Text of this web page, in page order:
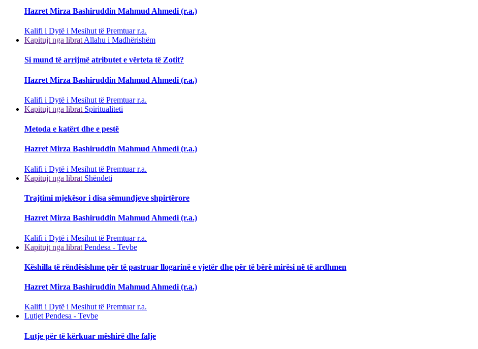
Hazret Mirza Bashiruddin Mahmud Ahmedi (r.a.)
Kalifi i Dytë i Mesihut të Premtuar r.a.
Kapitujt nga librat Allahu i Madhërishëm
Si mund të arrijmë atributet e vërteta të Zotit?
Hazret Mirza Bashiruddin Mahmud Ahmedi (r.a.)
Kalifi i Dytë i Mesihut të Premtuar r.a.
Kapitujt nga librat Spiritualiteti
Metoda e katërt dhe e pestë
Hazret Mirza Bashiruddin Mahmud Ahmedi (r.a.)
Kalifi i Dytë i Mesihut të Premtuar r.a.
Kapitujt nga librat Shëndeti
Trajtimi mjekësor i disa sëmundjeve shpirtërore
Hazret Mirza Bashiruddin Mahmud Ahmedi (r.a.)
Kalifi i Dytë i Mesihut të Premtuar r.a.
Kapitujt nga librat Pendesa - Tevbe
Këshilla të rëndësishme për të pastruar llogarinë e vjetër dhe për të bërë mirësi në të ardhmen
Hazret Mirza Bashiruddin Mahmud Ahmedi (r.a.)
Kalifi i Dytë i Mesihut të Premtuar r.a.
Lutjet Pendesa - Tevbe
Lutje për të kërkuar mëshirë dhe falje